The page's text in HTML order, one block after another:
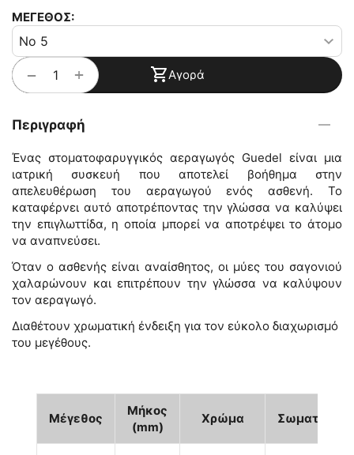
ΜΕΓΕΘΟΣ:
+
− Αγορά
Περιγραφή
Ένας στοματοφαρυγγικός αεραγωγός Guedel είναι μια
ιατρική συσκευή που αποτελεί βοήθημα στην
απελευθέρωση του αεραγωγού ενός ασθενή. Το
καταφέρνει αυτό αποτρέποντας την γλώσσα να καλύψει
την επιγλωττίδα, η οποία μπορεί να αποτρέψει το άτομο
να αναπνεύσει.
Όταν ο ασθενής είναι αναίσθητος, οι μύες του σαγονιού
χαλαρώνουν και επιτρέπουν την γλώσσα να καλύψουν
τον αεραγωγό.
Διαθέτουν χρωματική ένδειξη για τον εύκολο διαχωρισμό
του μεγέθους.
Μέγεθος
Μήκος
(mm)
Χρώμα